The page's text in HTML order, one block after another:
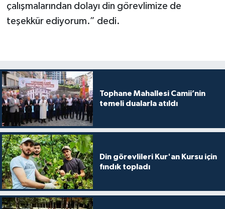
çalışmalarından dolayı din görevlimize de
teşekkür ediyorum.” dedi.
Tophane Mahallesi Camii’nin
temeli dualarla atıldı
Din görevlileri Kur'an Kursu için
fındık topladı
Hakkari Müftülüğü
Iğdır Müftülüğü
Isparta Müftülüğü
İstanbul Müftülüğü
İzmir Müftülüğü
Kahramanmaraş Müftülüğü
Karabük Müftülüğü